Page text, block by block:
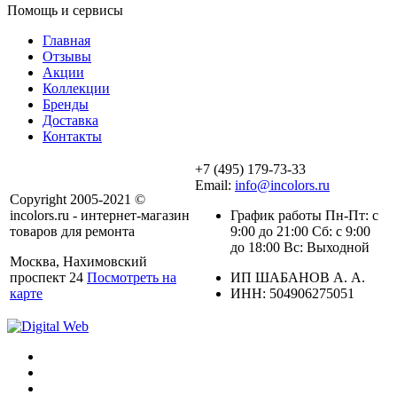
Помощь и сервисы
Главная
Отзывы
Акции
Коллекции
Бренды
Доставка
Контакты
Copyright 2005-2021 ©
incolors.ru - интернет-магазин
товаров для ремонта
Москва, Нахимовский
проспект 24 Посмотреть на
карте
+7 (495) 179-73-33
Email: info@incolors.ru
График работы Пн-Пт: с
9:00 до 21:00 Сб: с 9:00
до 18:00 Вс: Выходной
ИП ШАБАНОВ А. А.
ИНН: 504906275051